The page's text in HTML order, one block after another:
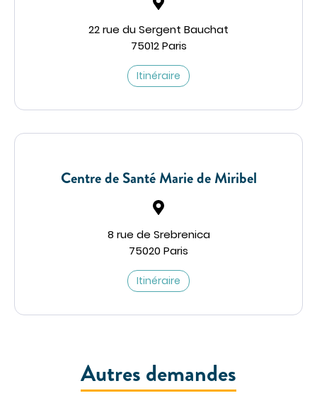
22 rue du Sergent Bauchat
75012 Paris
Itinéraire
Centre de Santé Marie de Miribel
8 rue de Srebrenica
75020 Paris
Itinéraire
Autres demandes